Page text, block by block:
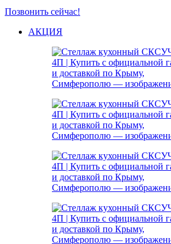
Позвонить сейчас!
АКЦИЯ